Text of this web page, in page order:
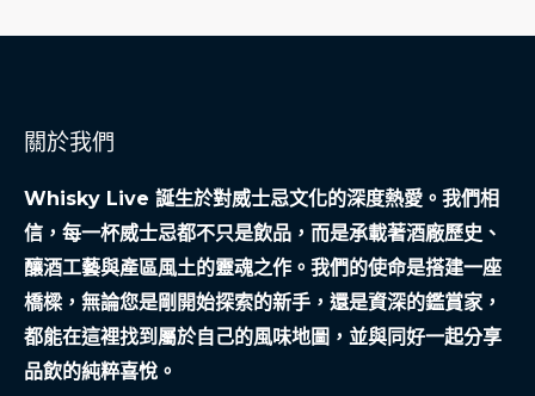
在
生
藝
廊
學
會
溫
柔
關於我們
Whisky Live 誕生於對威士忌文化的深度熱愛。我們相
信，每一杯威士忌都不只是飲品，而是承載著酒廠歷史、
釀酒工藝與產區風土的靈魂之作。我們的使命是搭建一座
橋樑，無論您是剛開始探索的新手，還是資深的鑑賞家，
都能在這裡找到屬於自己的風味地圖，並與同好一起分享
品飲的純粹喜悅。